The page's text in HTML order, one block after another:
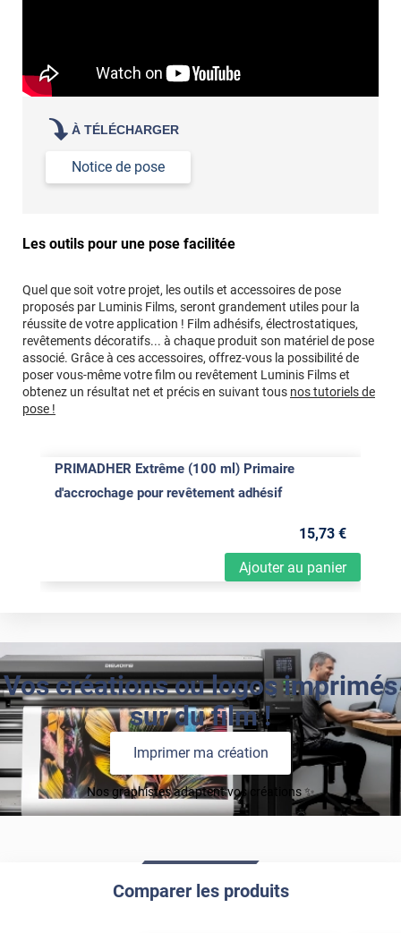
À TÉLÉCHARGER
Notice de pose
Les outils pour une pose facilitée
Quel que soit votre projet, les outils et accessoires de pose
proposés par Luminis Films, seront grandement utiles pour la
réussite de votre application ! Film adhésifs, électrostatiques,
revêtements décoratifs... à chaque produit son matériel de pose
associé. Grâce à ces accessoires, offrez-vous la possibilité de
poser vous-même votre film ou revêtement Luminis Films et
obtenez un résultat net et précis en suivant tous nos tutoriels de
pose !
PRIMADHER Extrême (100 ml) Primaire
d'accrochage pour revêtement adhésif
Ajouter au panier
15,73 €
Vos créations ou logos imprimés
sur du film !
Imprimer ma création
Nos graphistes adaptent vos créations ✨
Comparer les produits